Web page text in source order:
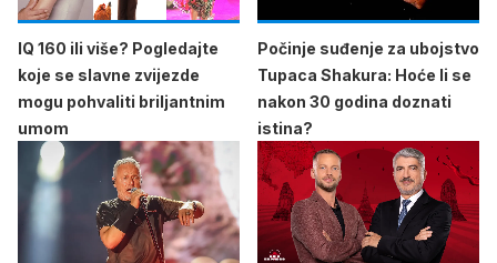
IQ 160 ili više? Pogledajte
koje se slavne zvijezde
mogu pohvaliti briljantnim
umom
Počinje suđenje za ubojstvo
Tupaca Shakura: Hoće li se
nakon 30 godina doznati
istina?